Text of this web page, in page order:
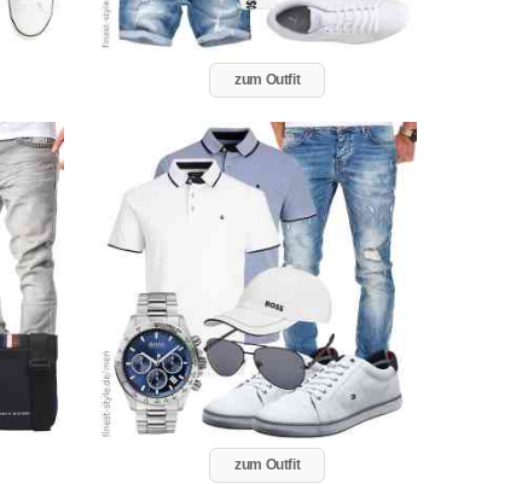
zum Outfit
zum Outfit